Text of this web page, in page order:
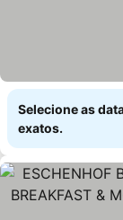
Selecione as
exatos.